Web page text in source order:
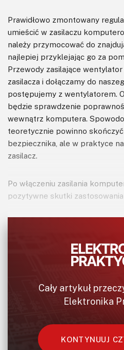
Prawidłowo zmontowany
umieścić w zasilaczu
należy przymocować do
najlepiej przyklejając go za
Przewody zasilające wentylator
zasilacza i dołączamy do
postępujemy z wentylatorem.
będzie sprawdzenie
wewnątrz komputera.
teoretycznie powinno
bezpiecznika, ale w praktyce
zasilacz.
Po włączeniu zasilania
pozytywne skutki
Cały artykuł
Elektronika
KONTYNUUJ